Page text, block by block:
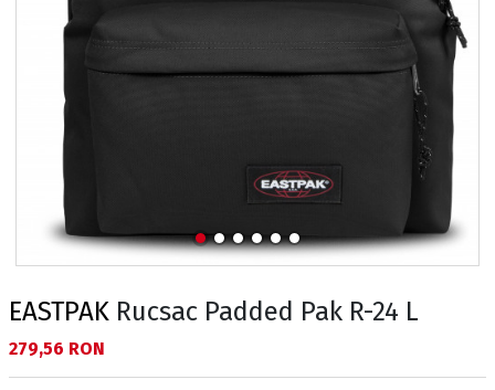
EASTPAK Rucsac Padded Pak R-24 L
Текуща цена:
279,56 RON